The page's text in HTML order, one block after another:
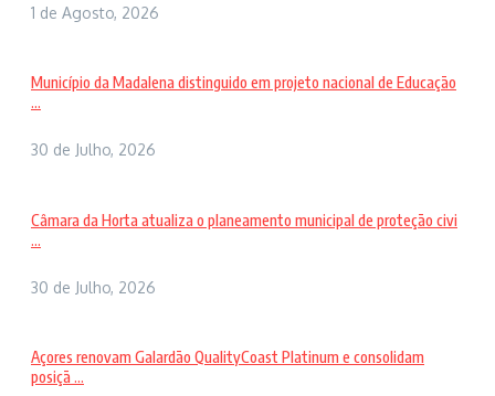
1 de Agosto, 2026
Município da Madalena distinguido em projeto nacional de Educação
...
30 de Julho, 2026
Câmara da Horta atualiza o planeamento municipal de proteção civi
...
30 de Julho, 2026
Açores renovam Galardão QualityCoast Platinum e consolidam
posiçã ...